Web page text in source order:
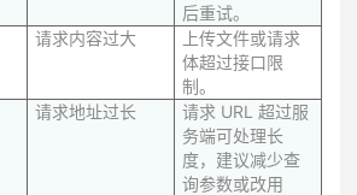
后重试。
请求内容过大
上传文件或请求
体超过接口限
制。
请求地址过长
请求 URL 超过服
务端可处理长
度，建议减少查
询参数或改用